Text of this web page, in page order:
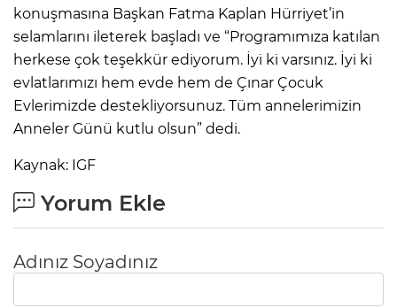
konuşmasına Başkan Fatma Kaplan Hürriyet’in
selamlarını ileterek başladı ve “Programımıza katılan
herkese çok teşekkür ediyorum. İyi ki varsınız. İyi ki
evlatlarımızı hem evde hem de Çınar Çocuk
Evlerimizde destekliyorsunuz. Tüm annelerimizin
Anneler Günü kutlu olsun” dedi.
Kaynak: IGF
Yorum Ekle
Adınız Soyadınız